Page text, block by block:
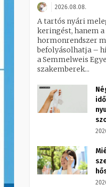
2026.08.08.
A tartós nyári
keringést, hanem a
hormonrendszer
befolyásolhatja –
a Semmelweis
szakemberek...